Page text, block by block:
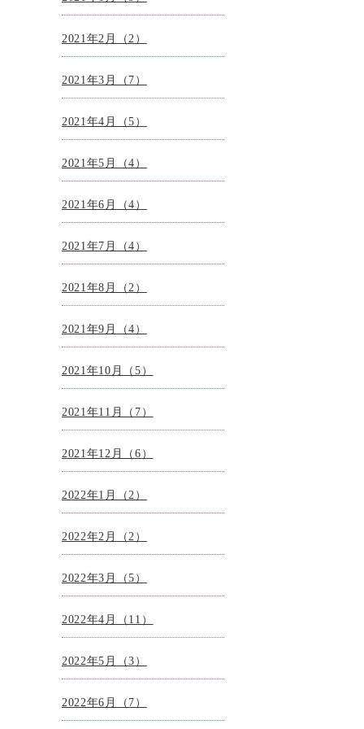
2021年2月（2）
2021年3月（7）
2021年4月（5）
2021年5月（4）
2021年6月（4）
2021年7月（4）
2021年8月（2）
2021年9月（4）
2021年10月（5）
2021年11月（7）
2021年12月（6）
2022年1月（2）
2022年2月（2）
2022年3月（5）
2022年4月（11）
2022年5月（3）
2022年6月（7）